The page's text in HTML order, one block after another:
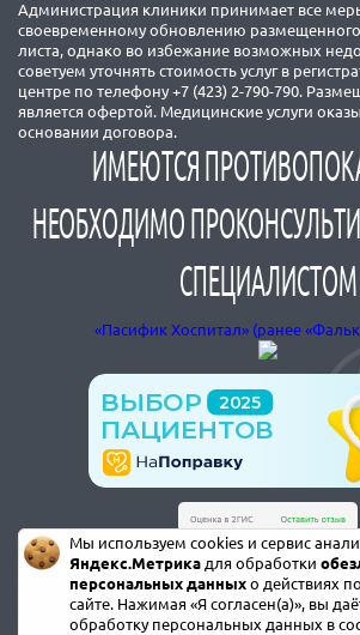
Администрация клиники принимает все
своевременному обновлению размещенного
листа, однако во избежание возможных
советуем уточнять стоимость услуг в
центре по телефону +7 (423) 2-790-790.
является офертой. Медицинские услуги
основании договора.
ИМЕЮТСЯ
НЕОБХОДИМО
СПЕЦИАЛИСТОМ
«Пасифик Хоспитал» (ранее
Мы используем cookies и сервис
Яндекс.Метрикадля обработки
персональных данныхо действиях
сайте. Нажимая «Я согласен(а)», вы
обработку персональных данных в